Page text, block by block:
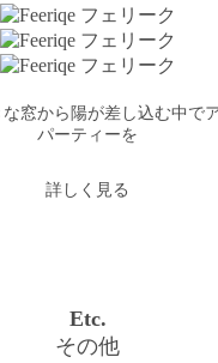
窓から陽が差し込む中で
パーティーを
詳しく見る
Etc.
その他